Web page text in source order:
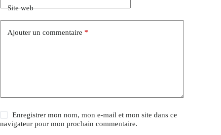
Site web
Ajouter un commentaire *
Enregistrer mon nom, mon e-mail et mon site dans ce
navigateur pour mon prochain commentaire.